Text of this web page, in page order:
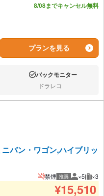
8/08までキャンセル無料
プランを見る
あり:バックモニター
なし:ドラレコ
バン・ワゴン,ハイブリッ
禁煙 推奨 推奨人数
×5 推
×3
¥15,510